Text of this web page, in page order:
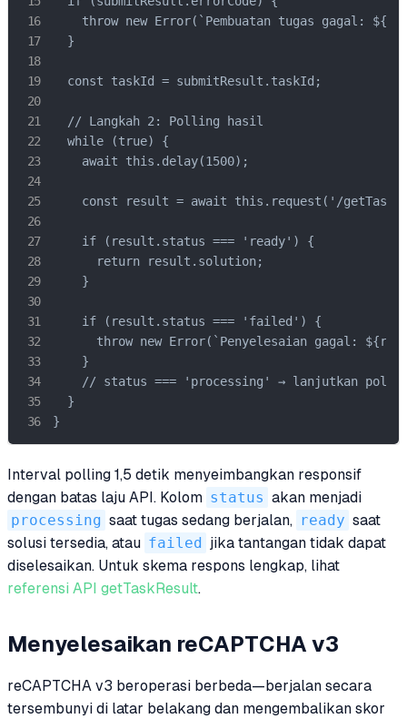
throw new Error(`Pembuatan tugas gagal:
  }
  const taskId = submitResult.taskId;
  // Langkah 2: Polling hasil
  while (true) {
    await this.delay(1500);
const result = await this.request('/
    if (result.status === 'ready') {
      return result.solution;
    }
    if (result.status === 'failed') {
throw new Error(`Penyelesaian gagal:
    }
// status === 'processing' → lanjutkan
  }
}
Interval polling 1,5 detik menyeimbangkan responsif
dengan batas laju API. Kolom status akan menjadi
processing saat tugas sedang berjalan, ready saat
solusi tersedia, atau failed
jika tantangan tidak dapat
diselesaikan. Untuk skema respons lengkap, lihat
referensi API getTaskResult.
Menyelesaikan reCAPTCHA v3
reCAPTCHA v3 beroperasi berbeda—berjalan secara
tersembunyi di latar belakang dan mengembalikan skor